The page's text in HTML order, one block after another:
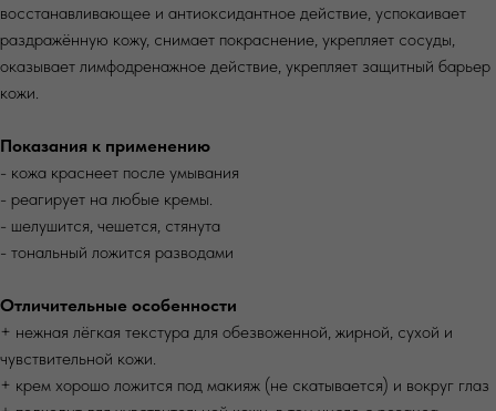
восстанавливающее и антиоксидантное действие, успокаивает
раздражённую кожу, снимает покраснение, укрепляет сосуды,
оказывает лимфодренажное действие, укрепляет защитный барьер
кожи.
Показания к применению
- кожа краснеет после умывания
- реагирует на любые кремы.
- шелушится, чешется, стянута
- тональный ложится разводами
Отличительные особенности
+ нежная лёгкая текстура для обезвоженной, жирной, сухой и
чувствительной кожи.
+ крем хорошо ложится под макияж (не скатывается) и вокруг глаз